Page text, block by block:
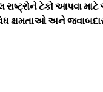
ટેકો આપવા
ક્ષમતાઓ અને